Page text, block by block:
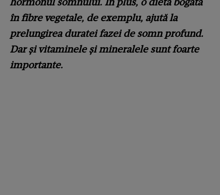
în fibre vegetale, de exemplu, ajută la
prelungirea duratei fazei de somn profund.
Dar și vitaminele și mineralele sunt foarte
importante.